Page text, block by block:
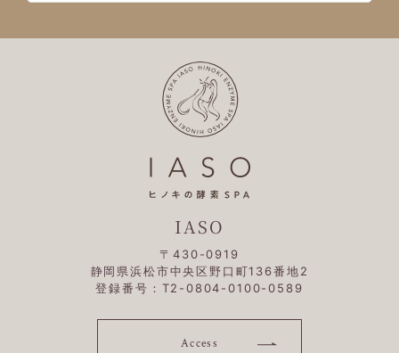
IASO
〒430-0919
静岡県浜松市中央区野口町136番地2
登録番号：T2-0804-0100-0589
Access